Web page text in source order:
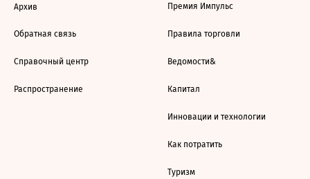
Архив
Обратная связь
Справочный центр
Распространение
Премия Импульс
Правила торговли
Ведомости&
Капитал
Инновации и технологии
Как потратить
Туризм